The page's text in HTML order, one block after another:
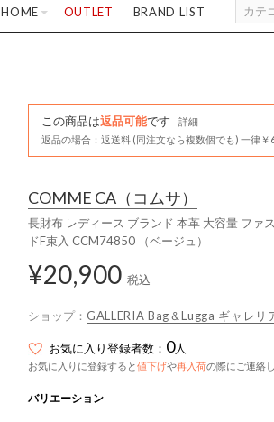
HOME OUTLET BRAND LIST
この商品は返品可能です
詳細
返品の場合：返送料 (同注文なら複数個でも) 一律￥
COMME CA （コムサ）
長財布 レディース ブランド 本革 大容量 ファ
ドF束入 CCM74850 （ベージュ）
¥20,900 税込
ショップ： GALLERIA Bag＆Lugga ギャレリ
お気に入り登録者数： 0人
お気に入りに登録すると値下げや再入荷の際にご連絡
バリエーション